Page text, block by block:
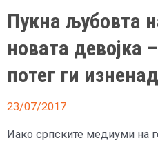
Пукна љубовта
новата девојка
потег ги
23/07/2017
Иако српските медиуми на